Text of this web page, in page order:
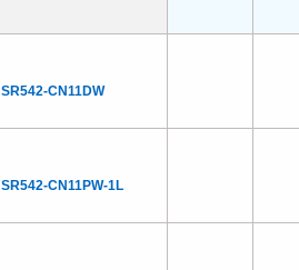
SR542-CN11DW
SR542-CN11PW-1L